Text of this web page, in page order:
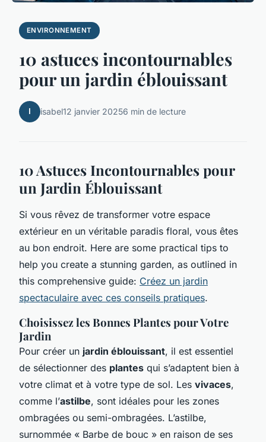
ENVIRONNEMENT
10 astuces incontournables
pour un jardin éblouissant
I isabel12 janvier 20256 min de lecture
10 Astuces Incontournables pour
un Jardin Éblouissant
Si vous rêvez de transformer votre espace
extérieur en un véritable paradis floral, vous êtes
au bon endroit. Here are some practical tips to
help you create a stunning garden, as outlined in
this comprehensive guide: Créez un jardin
spectaculaire avec ces conseils pratiques.
Choisissez les Bonnes Plantes pour Votre
Jardin
Pour créer un jardin éblouissant, il est essentiel
de sélectionner des plantes qui s’adaptent bien à
votre climat et à votre type de sol. Les vivaces,
comme l’astilbe, sont idéales pour les zones
ombragées ou semi-ombragées. L’astilbe,
surnommée « Barbe de bouc » en raison de ses